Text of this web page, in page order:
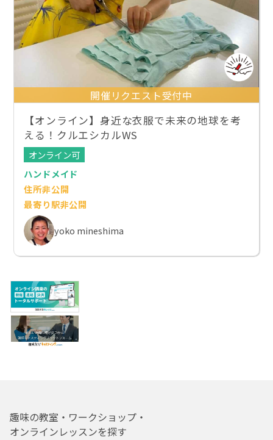
開催リクエスト受付中
【オンライン】身近な衣服で未来の地球を考
える！クルエシカルWS
オンライン可
ハンドメイド
住所非公開
最寄り駅非公開
yoko mineshima
趣味の教室・ワークショップ・
オンラインレッスンを探す